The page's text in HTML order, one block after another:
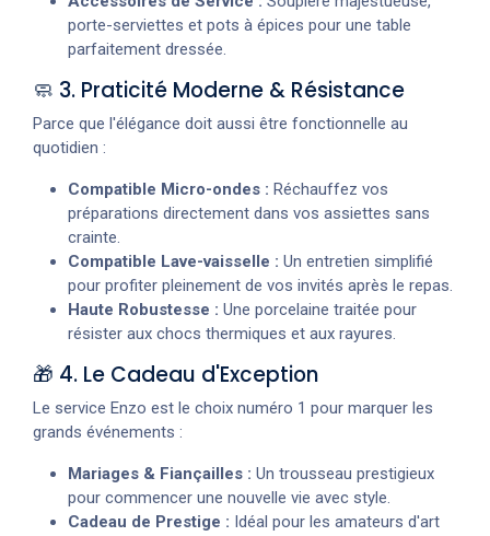
porte-serviettes et pots à épices pour une table
parfaitement dressée.
🧼 3. Praticité Moderne & Résistance
Parce que l'élégance doit aussi être fonctionnelle au
quotidien :
Compatible Micro-ondes : Réchauffez vos
préparations directement dans vos assiettes sans
crainte.
Compatible Lave-vaisselle : Un entretien simplifié
pour profiter pleinement de vos invités après le repas.
Haute Robustesse : Une porcelaine traitée pour
résister aux chocs thermiques et aux rayures.
🎁 4. Le Cadeau d'Exception
Le service Enzo est le choix numéro 1 pour marquer les
grands événements :
Mariages & Fiançailles : Un trousseau prestigieux
pour commencer une nouvelle vie avec style.
Cadeau de Prestige : Idéal pour les amateurs d'art